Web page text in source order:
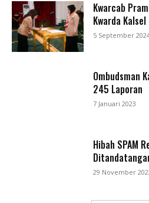
Kwarcab
Kwarda Kalsel
5 September
Ombudsman
245 Laporan
7 Januari 2023
Hibah SPAM
29 November